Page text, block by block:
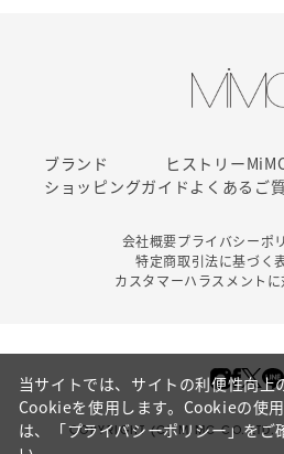
ブランド ヒストリー
ショッピングガイド よくあるご
会社概要プライバシーポ
特定商取引法に基づく
カスタマーハラスメント
COPYRIGHT (C) MIMC CO. LTD.
当サイトでは、サイトの利便性向上
Cookieを使用します。Cookieの使
は、
「プライバシーポリシー」をご